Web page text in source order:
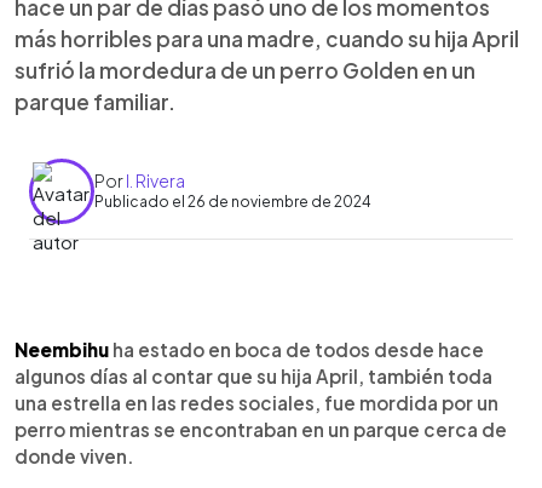
hace un par de días pasó uno de los momentos
más horribles para una madre, cuando su hija April
sufrió la mordedura de un perro Golden en un
parque familiar.
PorI. Rivera
Publicado el 26 de noviembre de 2024
► Escuchar artículo
Neembihu ha estado en boca de todos desde hace
algunos días al contar que su hija April, también toda
una estrella en las redes sociales, fue mordida por un
perro mientras se encontraban en un parque cerca de
donde viven.